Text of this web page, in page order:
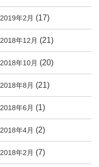
2019年2月 (17)
2018年12月 (21)
2018年10月 (20)
2018年8月 (21)
2018年6月 (1)
2018年4月 (2)
2018年2月 (7)